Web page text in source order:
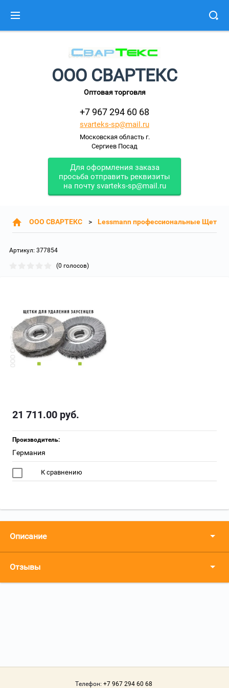
ООО СВАРТЕКС
Оптовая торговля
+7 967 294 60 68
svarteks-sp@mail.ru
Московская область г.
Сергиев Посад
Для оформления заказа
просьба отправить реквизиты
на почту svarteks-sp@mail.ru
ООО СВАРТЕКС Lessmann профессиональные
Артикул: 377854
(0 голосов)
21 711.00 руб.
Производитель:
Германия
К сравнению
Описание
Отзывы
Телефон: +7 967 294 60 68